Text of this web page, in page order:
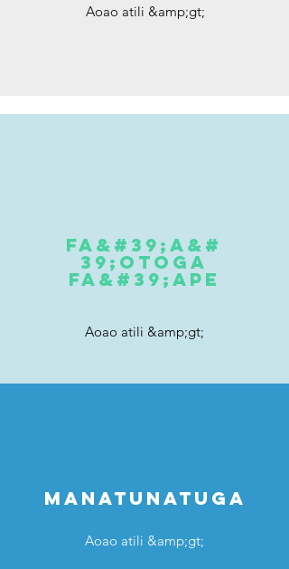
Aoao atili &amp;gt;
FA&#39;A&#
39;OTOGA
FA&#39;APE
Aoao atili &amp;gt;
MANATUNATUGA
Aoao atili &amp;gt;